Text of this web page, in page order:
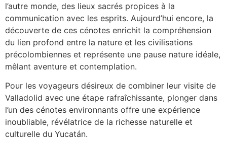
l’autre monde, des lieux sacrés propices à la
communication avec les esprits. Aujourd’hui encore, la
découverte de ces cénotes enrichit la compréhension
du lien profond entre la nature et les civilisations
précolombiennes et représente une pause nature idéale,
mêlant aventure et contemplation.
Pour les voyageurs désireux de combiner leur visite de
Valladolid avec une étape rafraîchissante, plonger dans
l’un des cénotes environnants offre une expérience
inoubliable, révélatrice de la richesse naturelle et
culturelle du Yucatán.